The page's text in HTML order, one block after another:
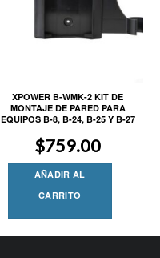
XPOWER B-WMK-2 KIT DE
MONTAJE DE PARED PARA
EQUIPOS B-8, B-24, B-25 Y B-27
$759.00
AÑADIR AL
CARRITO